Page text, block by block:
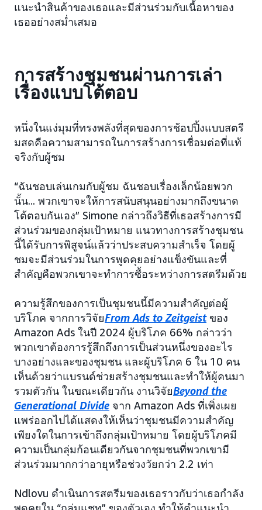
แนะนำสินค้าของเธอและมีส่วนร่วมกับเนื้อหาของ
เธออย่างสม่ำเสมอ
การสร้างชุมชนผ่านการเล่า
เรื่องแบบโต้ตอบ
หนึ่งในแง่มุมที่ทรงพลังที่สุดของการช้อปปิ้งแบบสตรี
มสดคือความสามารถในการสร้างการเชื่อมต่อที่แท้
จริงกับผู้ชม
“ฉันชอบเล่นเกมกับผู้ชม ฉันชอบเรื่องเล็กน้อยพวก
นั้น... พวกเขาจะให้การสนับสนุนอย่างมากถึงขนาด
โต้ตอบกันเอง” Simone กล่าวถึงวิธีที่เธอสร้างการมี
ส่วนร่วมของกลุ่มเป้าหมาย แนวทางการสร้างชุมชน
นี้ได้รับการพิสูจน์แล้วว่าประสบความสำเร็จ โดยผู้
ชมจะมีส่วนร่วมในการพูดคุยอย่างแข็งขันและที่
สำคัญคือพวกเขาจะทำการซื้อระหว่างการสตรีมด้วย
ความรู้สึกของการเป็นชุมชนนี้มีความสำคัญต่อผู้
บริโภค จากการวิจัยFrom Ads to Zeitgeistของ
Amazon Ads ในปี 2024 ผู้บริโภค 66% กล่าวว่า
พวกเขาต้องการรู้สึกถึงการเป็นส่วนหนึ่งของอะไร
บางอย่างและของชุมชน และผู้บริโภค 6 ใน 10 คน
เห็นด้วยว่าแบรนด์ช่วยสร้างชุมชนและทำให้ผู้คนมา
รวมตัวกัน ในขณะเดียวกัน งานวิจัยBeyond the
Generational Divide จาก Amazon Ads ที่เพิ่งเผย
แพร่ออกไปได้แสดงให้เห็นว่าชุมชนมีความสำคัญ
เพียงใดในการเข้าถึงกลุ่มเป้าหมาย โดยผู้บริโภคมี
ความเป็นกลุ่มก้อนเดียวกันจากชุมชนที่พวกเขามี
ส่วนร่วมมากกว่าอายุหรือช่วงวัยกว่า 2.2 เท่า
Ndlovu ดำเนินการสตรีมของเธอราวกับว่าเธอกำลัง